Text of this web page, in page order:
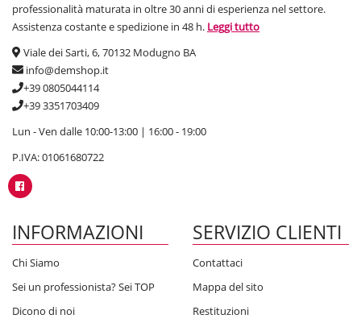
professionalità maturata in oltre 30 anni di esperienza nel settore.
Assistenza costante e spedizione in 48 h. Leggi tutto
Viale dei Sarti, 6, 70132 Modugno BA
info@demshop.it
+39 0805044114
+39 3351703409
Lun - Ven dalle 10:00-13:00 | 16:00 - 19:00
P.IVA: 01061680722
INFORMAZIONI
Chi Siamo
Sei un professionista? Sei TOP
Dicono di noi
SERVIZIO CLIENTI
Contattaci
Mappa del sito
Restituzioni